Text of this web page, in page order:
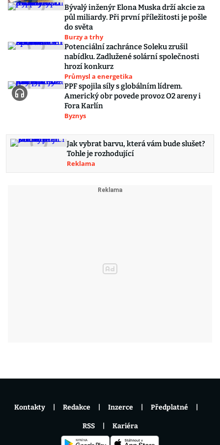
Bývalý inženýr Elona Muska drží akcie za
půl miliardy. Při první příležitosti je pošle
do světa
Burzy a trhy
Potenciální zachránce Soleku zrušil
nabídku. Zadlužené solární společnosti
hrozí konkurz
Průmysl a energetika
PPF spojila síly s globálním lídrem.
Americký obr povede provoz O2 areny i
Fora Karlín
Byznys
Jak vybrat barvu, která vám bude slušet?
Tohle je rozhodující
Reklama
Kontakty Redakce Inzerce Předplatné
RSS Kariéra